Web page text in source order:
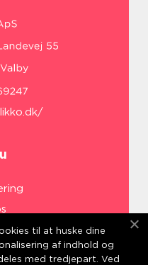
os
til at huske dine
af indhold og
med tredjepart. Ved